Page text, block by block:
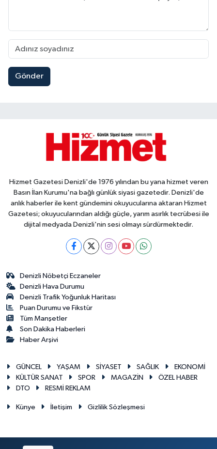
Gönder
Hizmet Gazetesi Denizli'de 1976 yılından bu yana hizmet veren
Basın İlan Kurumu'na bağlı günlük siyasi gazetedir. Denizli'de
anlık haberler ile kent gündemini okuyucularına aktaran Hizmet
Gazetesi; okuyucularından aldığı güçle, yarım asırlık tecrübesi ile
dijital medyada Denizli'nin sesi olmayı sürdürmektedir.
Denizli Nöbetçi Eczaneler
Denizli Hava Durumu
Denizli Trafik Yoğunluk Haritası
Puan Durumu ve Fikstür
Tüm Manşetler
Son Dakika Haberleri
Haber Arşivi
GÜNCEL YAŞAM SİYASET SAĞLIK
EKONOMİ
KÜLTÜR SANAT
SPOR MAGAZİN
ÖZEL HABER
DTO
RESMİ REKLAM
Künye İletişim Gizlilik Sözleşmesi